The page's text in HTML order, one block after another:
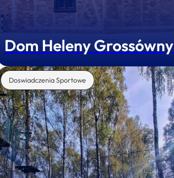
Dom Heleny Grossówny
Doswiadczenia Sportowe